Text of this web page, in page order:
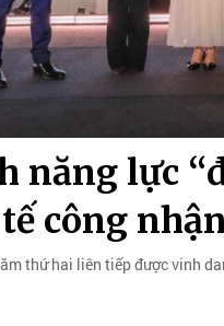
năng lực
công
thứ hai liên tiếp được vinh